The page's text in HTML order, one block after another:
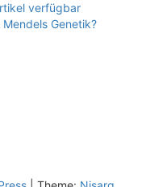
verfügbar
Genetik?